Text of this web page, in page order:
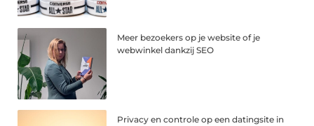
Meer bezoekers op je website of je
webwinkel dankzij SEO
Privacy en controle op een datingsite in